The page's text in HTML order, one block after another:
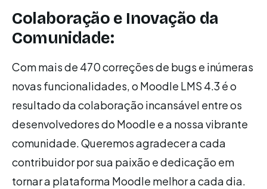
Colaboração e Inovação da
Comunidade:
Com mais de 470 correções de bugs e inúmeras
novas funcionalidades, o Moodle LMS 4.3 é o
resultado da colaboração incansável entre os
desenvolvedores do Moodle e a nossa vibrante
comunidade. Queremos agradecer a cada
contribuidor por sua paixão e dedicação em
tornar a plataforma Moodle melhor a cada dia.